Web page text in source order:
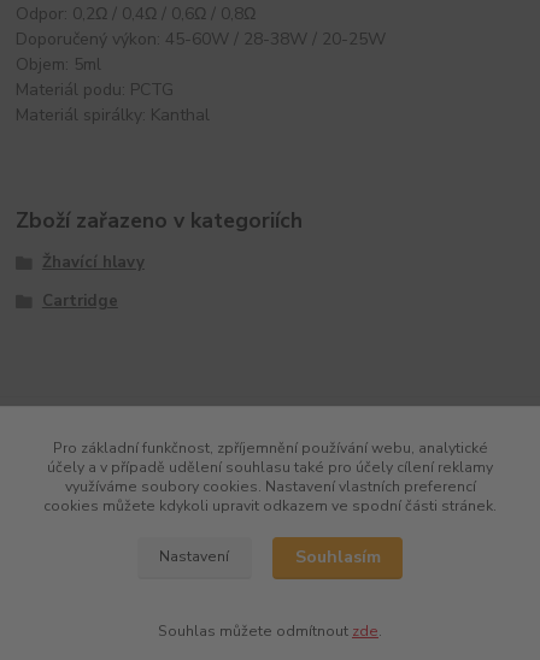
Odpor: 0,2Ω / 0,4Ω / 0,6Ω / 0,8Ω
Doporučený výkon: 45-60W / 28-38W / 20-25W
Objem: 5ml
Materiál podu: PCTG
Materiál spirálky: Kanthal
Zboží zařazeno v kategoriích
Žhavící hlavy
Cartridge
Pro základní funkčnost, zpříjemnění používání webu, analytické
účely a v případě udělení souhlasu také pro účely cílení reklamy
využíváme soubory cookies. Nastavení vlastních preferencí
cookies můžete kdykoli upravit odkazem ve spodní části stránek.
Nastavení Souhlasím
Souhlas můžete odmítnout zde.